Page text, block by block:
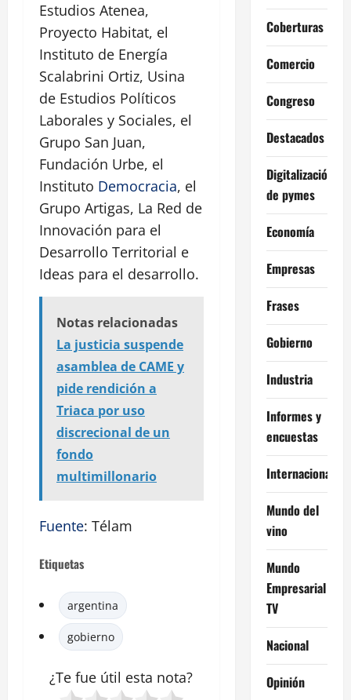
Estudios Atenea,
Proyecto Habitat, el
Instituto de Energía
Scalabrini Ortiz, Usina
de Estudios Políticos
Laborales y Sociales, el
Grupo San Juan,
Fundación Urbe, el
Instituto Democracia, el
Grupo Artigas, La Red de
Innovación para el
Desarrollo Territorial e
Ideas para el desarrollo.
Notas relacionadas
La justicia suspende
asamblea de CAME y
pide rendición a
Triaca por uso
discrecional de un
fondo
multimillonario
Fuente: Télam
Etiquetas
argentina
gobierno
¿Te fue útil esta nota?
Coberturas
Comercio
Congreso
Destacados
Digitalización
de pymes
Economía
Empresas
Frases
Gobierno
Industria
Informes y
encuestas
Internacional
Mundo del
vino
Mundo
Empresarial
TV
Nacional
Opinión